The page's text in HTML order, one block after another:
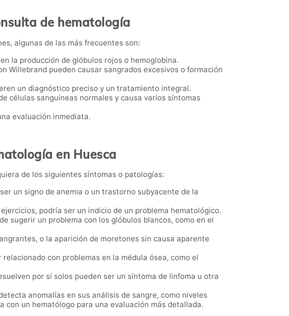
de hematología
algunas de las más frecuentes son:
la producción de glóbulos rojos o hemoglobina.
Willebrand pueden causar sangrados excesivos o formación
un diagnóstico preciso y un tratamiento integral.
células sanguíneas normales y causa varios síntomas
evaluación inmediata.
en Huesca
de los siguientes síntomas o patologías:
un signo de anemia o un trastorno subyacente de la
podría ser un indicio de un problema hematológico.
sugerir un problema con los glóbulos blancos, como en el
o la aparición de moretones sin causa aparente
con problemas en la médula ósea, como el
por sí solos pueden ser un síntoma de linfoma u otra
anomalías en sus análisis de sangre, como niveles
un hematólogo para una evaluación más detallada.